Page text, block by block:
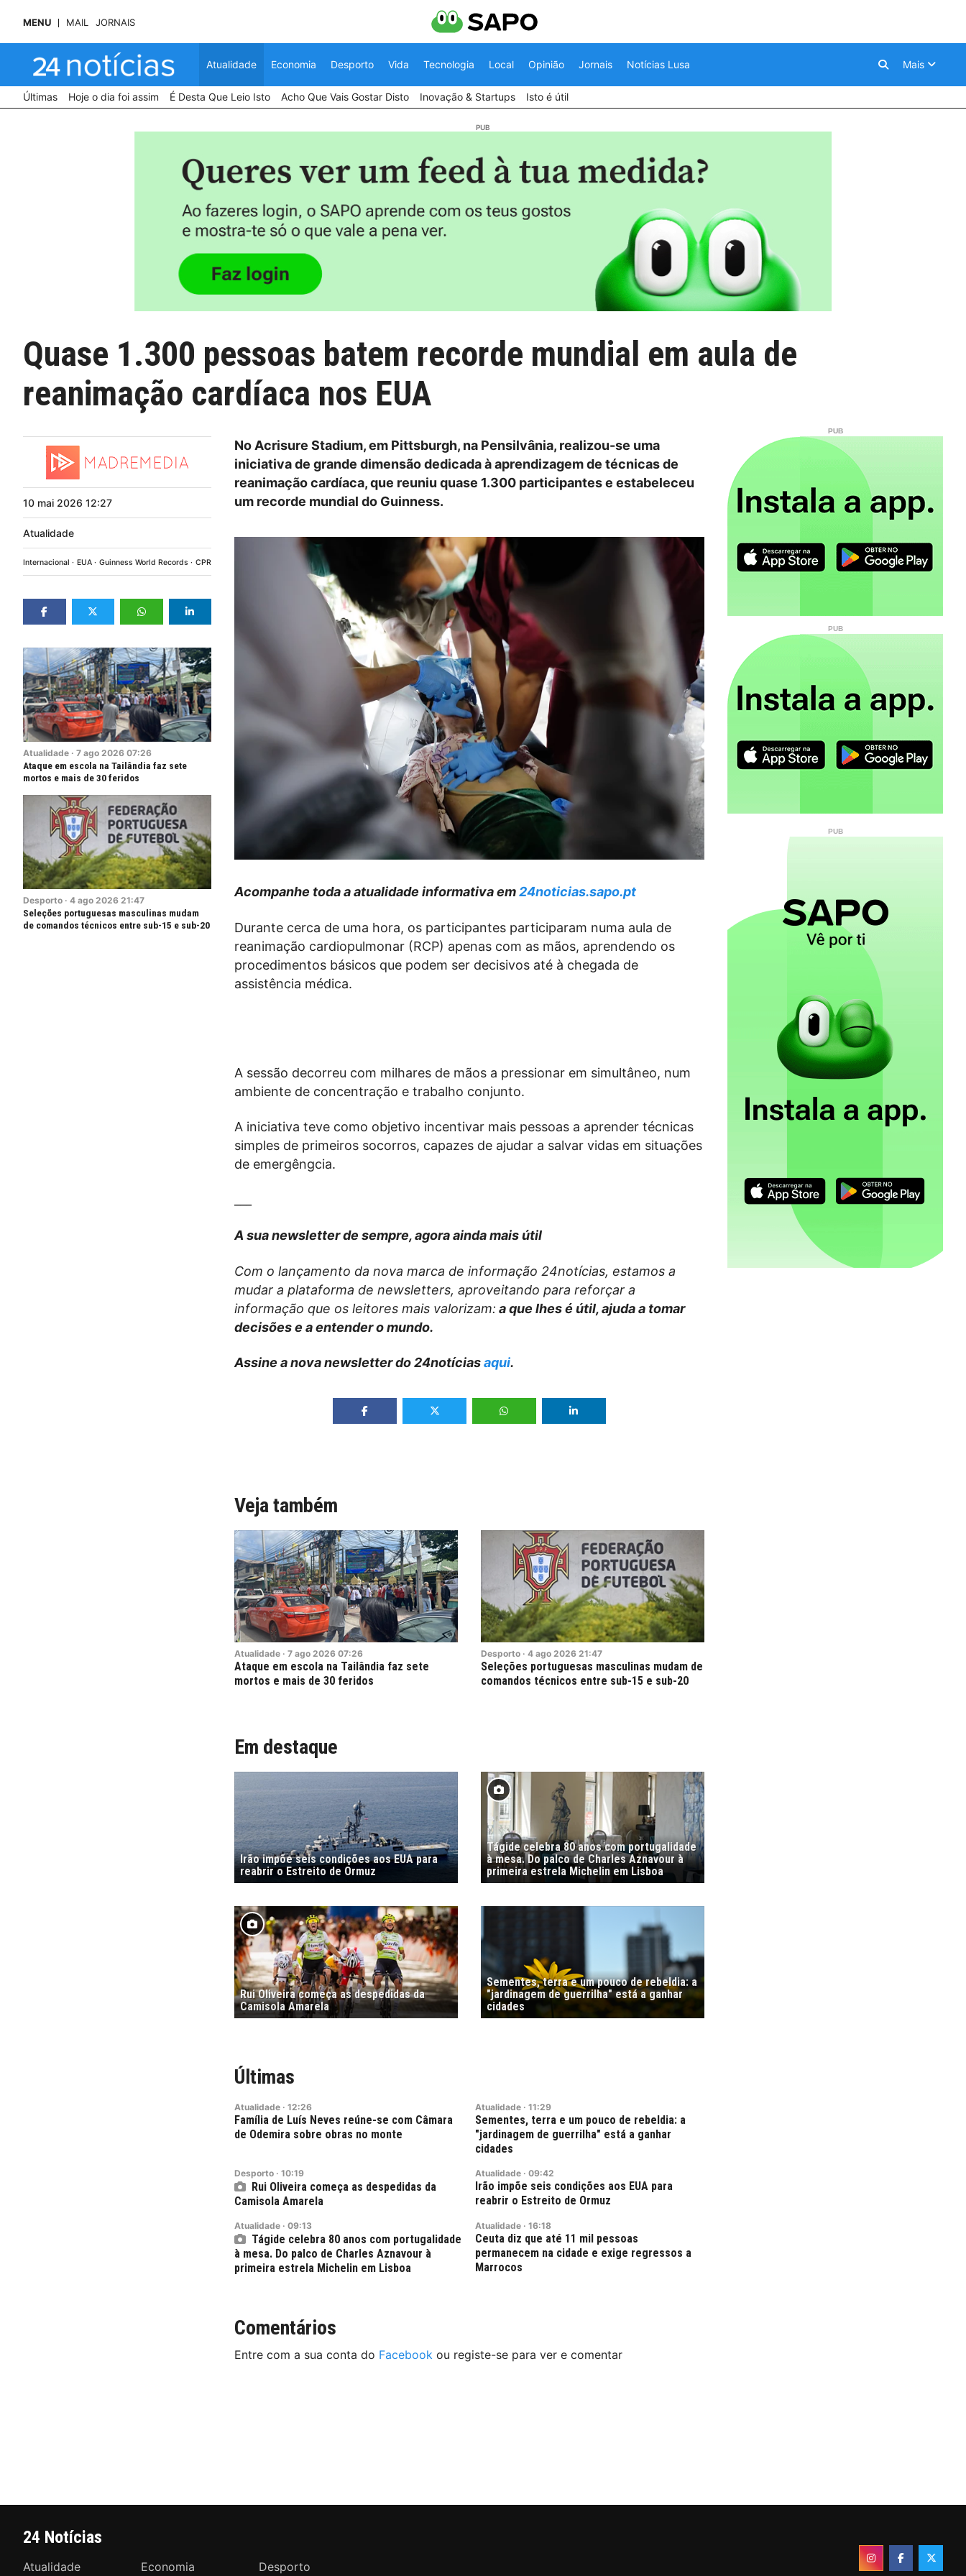
MENU MAIL JORNAIS
Atualidade Economia Desporto Vida Tecnologia Local Opinião Jornais Notícias Lusa Mais
Últimas Hoje o dia foi assim É Desta Que Leio Isto Acho Que Vais Gostar Disto Inovação & Startups Isto é útil
Quase 1.300 pessoas batem recorde mundial em aula de
reanimação cardíaca nos EUA
10 mai 2026 12:27
Atualidade
Internacional EUA Guinness World Records CPR
Atualidade · 7 ago 2026 07:26
Ataque em escola na Tailândia faz sete
mortos e mais de 30 feridos
Desporto · 4 ago 2026 21:47
Seleções portuguesas masculinas mudam
de comandos técnicos entre sub-15 e sub-20
No Acrisure Stadium, em Pittsburgh, na Pensilvânia, realizou-se uma
iniciativa de grande dimensão dedicada à aprendizagem de técnicas de
reanimação cardíaca, que reuniu quase 1.300 participantes e estabeleceu
um recorde mundial do Guinness.
Acompanhe toda a atualidade informativa em24noticias.sapo.pt
Durante cerca de uma hora, os participantes participaram numa aula de
reanimação cardiopulmonar (RCP) apenas com as mãos, aprendendo os
procedimentos básicos que podem ser decisivos até à chegada de
assistência médica.
A sessão decorreu com milhares de mãos a pressionar em simultâneo, num
ambiente de concentração e trabalho conjunto.
A iniciativa teve como objetivo incentivar mais pessoas a aprender técnicas
simples de primeiros socorros, capazes de ajudar a salvar vidas em situações
de emergêngcia.
A sua newsletter de sempre, agora ainda mais útil
Com o lançamento da nova marca de informação 24notícias, estamos a
mudar a plataforma de newsletters, aproveitando para reforçar a
informação que os leitores mais valorizam: a que lhes é útil, ajuda a tomar
decisões e a entender o mundo.
Assine a nova newsletter do 24notíciasaqui.
Veja também
Atualidade · 7 ago 2026 07:26
Ataque em escola na Tailândia faz sete
mortos e mais de 30 feridos
Desporto · 4 ago 2026 21:47
Seleções portuguesas masculinas mudam de
comandos técnicos entre sub-15 e sub-20
Em destaque
Irão impõe seis condições aos EUA para
reabrir o Estreito de Ormuz
Tágide celebra 80 anos com portugalidade
à mesa. Do palco de Charles Aznavour à
primeira estrela Michelin em Lisboa
Rui Oliveira começa as despedidas da
Camisola Amarela
Sementes, terra e um pouco de rebeldia: a
"jardinagem de guerrilha" está a ganhar
cidades
Últimas
Atualidade · 12:26
Família de Luís Neves reúne-se com Câmara
de Odemira sobre obras no monte
Atualidade · 11:29
Sementes, terra e um pouco de rebeldia: a
"jardinagem de guerrilha" está a ganhar
cidades
Desporto · 10:19
Rui Oliveira começa as despedidas da
Camisola Amarela
Atualidade · 09:42
Irão impõe seis condições aos EUA para
reabrir o Estreito de Ormuz
Atualidade · 09:13
Tágide celebra 80 anos com portugalidade
à mesa. Do palco de Charles Aznavour à
primeira estrela Michelin em Lisboa
Atualidade · 16:18
Ceuta diz que até 11 mil pessoas
permanecem na cidade e exige regressos a
Marrocos
Comentários
Entre com a sua conta do Facebook ou registe-se para ver e comentar
24 Notícias
Atualidade Economia
Desporto